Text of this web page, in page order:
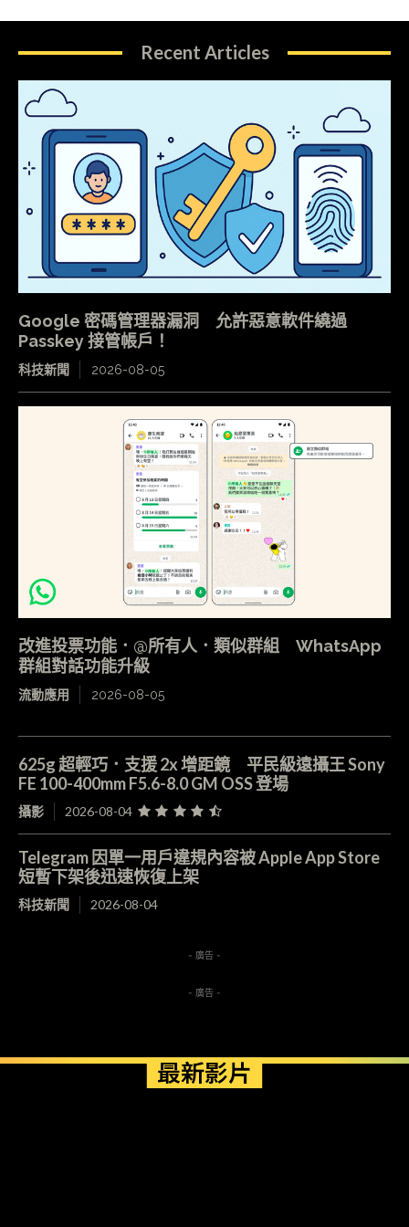
Recent Articles
Google 密碼管理器漏洞 允許惡意軟件繞過
Passkey 接管帳戶！
科技新聞 2026-08-05
改進投票功能．@所有人．類似群組 WhatsApp
群組對話功能升級
流動應用 2026-08-05
625g 超輕巧．支援 2x 增距鏡 平民級遠攝王 Sony
FE 100-400mm F5.6-8.0 GM OSS 登場
攝影 2026-08-04
Telegram 因單一用戶違規內容被 Apple App Store
短暫下架後迅速恢復上架
科技新聞 2026-08-04
- 廣告 -
- 廣告 -
最新影片